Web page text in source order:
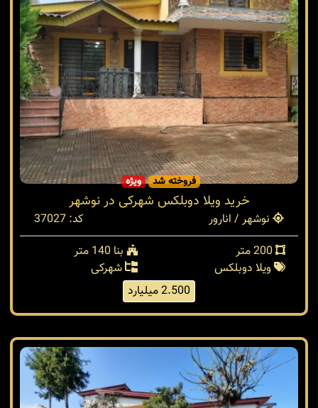
فروخته شد ویژه
خرید ویلا دوبلکس شهرکی در نوشهر
نوشهر / انارور
کد: 37027
بنا 140 متر
ویلا دوبلکس
شهرکی
2.500 میلیارد